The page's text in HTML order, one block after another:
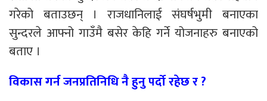
गरेको बताउछन् । राजधानिलाई संघर्षभुमी बनाएका
सुन्दरले आफ्नो गाउँमै बसेर केहि गर्ने योजनाहरु बनाएको
बताए ।
विकास गर्न जनप्रतिनिधि नै हुनु पर्दो रहेछ र ?